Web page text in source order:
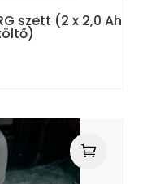
szett (2 x 2,0 Ah